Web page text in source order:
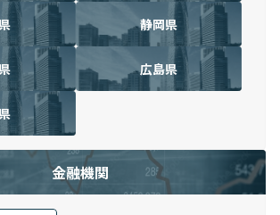
静岡県
広島県
金融機関